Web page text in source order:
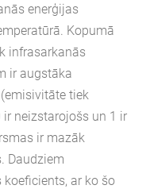
enerģijas
Kopumā
infrasarkanās
ir augstāka
tiek
neizstarojošs un 1 ir
ir mazāk
Daudziem
ar ko šo